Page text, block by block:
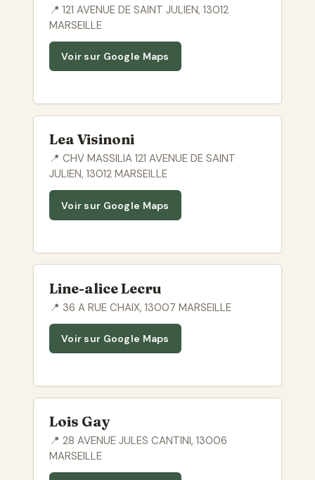
📍 121 AVENUE DE SAINT JULIEN, 13012
MARSEILLE
Voir sur Google Maps
Lea Visinoni
📍 CHV MASSILIA 121 AVENUE DE SAINT
JULIEN, 13012 MARSEILLE
Voir sur Google Maps
Line-alice Lecru
📍 36 A RUE CHAIX, 13007 MARSEILLE
Voir sur Google Maps
Lois Gay
📍 28 AVENUE JULES CANTINI, 13006
MARSEILLE